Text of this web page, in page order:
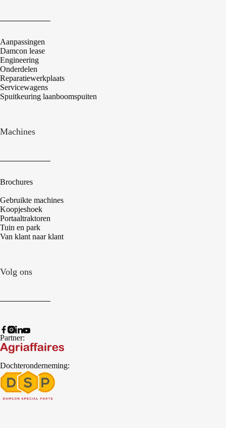
Aanpassingen
Damcon lease
Engineering
Onderdelen
Reparatiewerkplaats
Servicewagens
Spuitkeuring laanboomspuiten
Machines
Brochures
Gebruikte machines
Koopjeshoek
Portaaltraktoren
Tuin en park
Van klant naar klant
Volg ons
Partner:
Dochteronderneming: